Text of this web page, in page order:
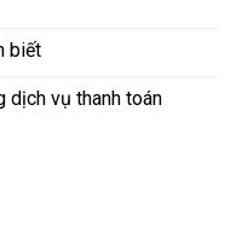
biết
dịch vụ thanh toán